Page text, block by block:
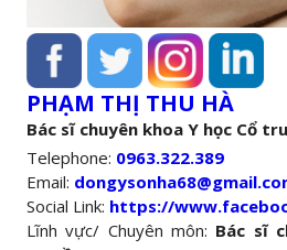
PHẠM THỊ THU HÀ
Bác sĩ chuyên khoa Y học Cổ
Telephone: 0963.322.389
Email:
Social Link: https://
Lĩnh vực/ Chuyên môn: Bác sĩ